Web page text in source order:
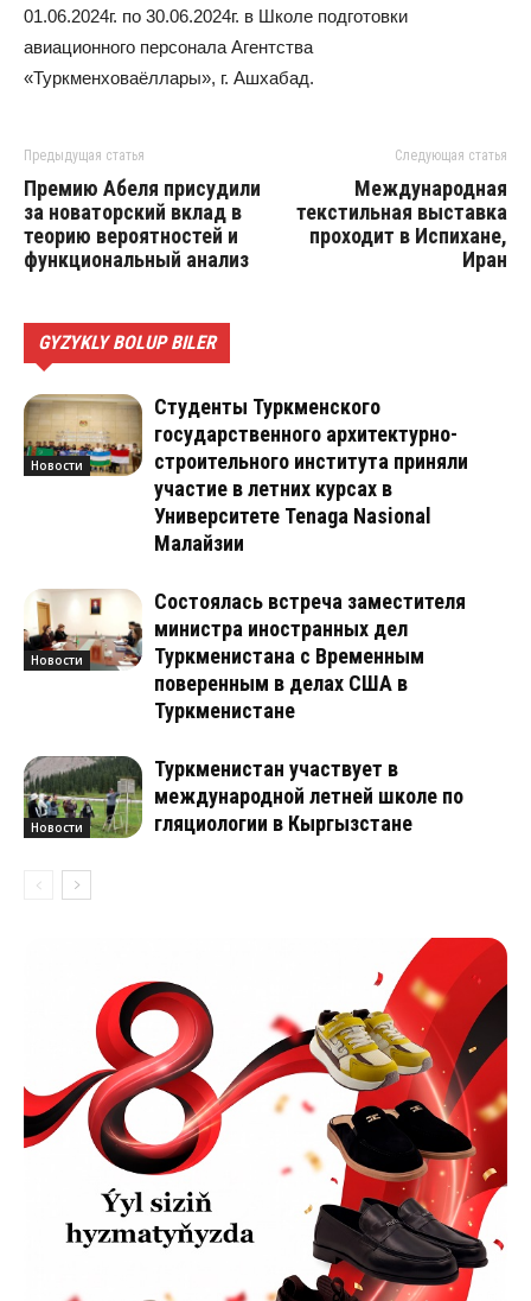
01.06.2024г. по 30.06.2024г. в Школе подготовки
авиационного персонала Агентства
«Туркменховаёллары», г. Ашхабад.
Предыдущая статья
Премию Абеля присудили
за новаторский вклад в
теорию вероятностей и
функциональный анализ
Следующая статья
Международная
текстильная выставка
проходит в Испихане,
Иран
GYZYKLY BOLUP BILER
Новости
Студенты Туркменского
государственного архитектурно-
строительного института приняли
участие в летних курсах в
Университете Tenaga Nasional
Малайзии
Новости
Состоялась встреча заместителя
министра иностранных дел
Туркменистана с Временным
поверенным в делах США в
Туркменистане
Новости
Туркменистан участвует в
международной летней школе по
гляциологии в Кыргызстане